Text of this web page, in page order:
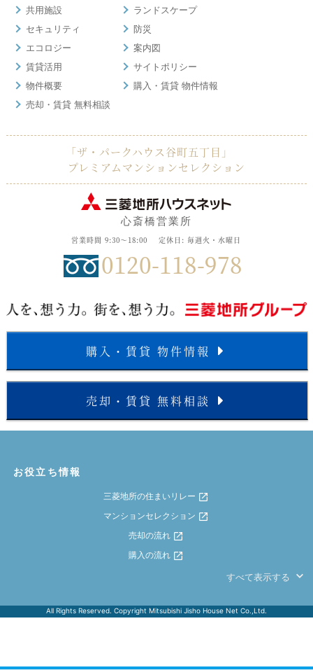
共用施設
ランドスケープ
セキュリティ
防災
エコロジー
案内図
賃貸活用
サイトポリシー
物件概要
購入・賃貸 物件情報
売却・賃貸 無料相談
「ザ・パークハウス谷町五丁目」
プレミアムマンションセレクション
心斎橋営業所
営業時間 9:30～18:00 定休日: 毎週火・水曜日
0120-118-978
購入・賃貸 物件情報
売却・賃貸 無料相談
お役立ち情報
三菱地所の住まいリレー
マンションセレクション
売却の流れ
購入の流れ
すべて表示する
All Rights Reserved. Copyright Mitsubishi Jisho House Net Co.,Ltd.